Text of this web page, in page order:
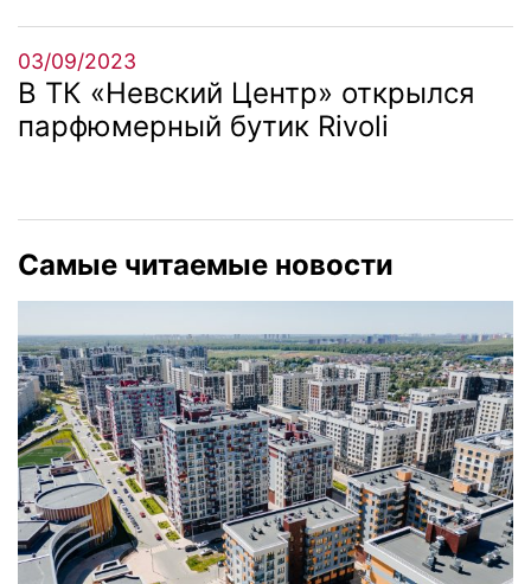
03/09/2023
В ТК «Невский Центр» открылся
парфюмерный бутик Rivoli
Самые читаемые новости